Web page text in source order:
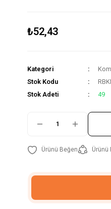
₺52,43
Kategori
Stok Kodu
Stok Adeti
49
Ürünü